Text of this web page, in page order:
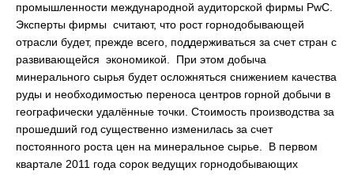
промышленности международной аудиторской фирмы PwC.
Эксперты фирмы считают, что рост горнодобывающей
отрасли будет, прежде всего, поддерживаться за счет стран с
развивающейся экономикой. При этом добыча
минерального сырья будет осложняться снижением качества
руды и необходимостью переноса центров горной добычи в
географически удалённые точки. Стоимость производства за
прошедший год существенно изменилась за счет
постоянного роста цен на минеральное сырье. В первом
квартале 2011 года сорок ведущих горнодобывающих